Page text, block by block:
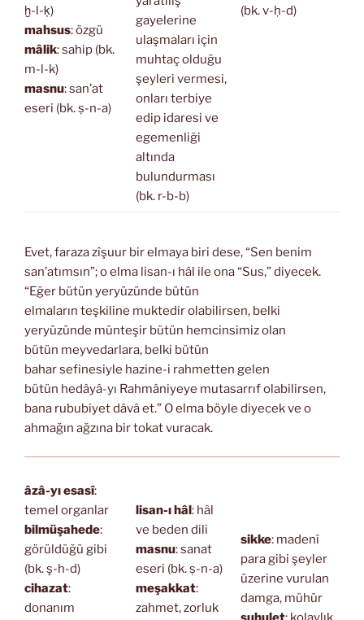
ḫ-l-ḳ)
mahsus: özgü
mâlik: sahip (bk.
m-l-k)
masnu: san’at
eseri (bk. ṣ-n-a)
gayelerine
ulaşmaları için
muhtaç olduğu
şeyleri vermesi,
onları terbiye
edip idaresi ve
egemenliği
altında
bulundurması
(bk. r-b-b)
(bk. v-ḥ-d)
Evet, faraza zîşuur bir elmaya biri dese, “Sen benim
san’atımsın”; o elma lisan-ı hâl ile ona “Sus,” diyecek.
“Eğer bütün yeryüzünde bütün
elmaların teşkiline muktedir olabilirsen, belki
yeryüzünde münteşir bütün hemcinsimiz olan
bütün meyvedarlara, belki bütün
bahar sefinesiyle hazine-i rahmetten gelen
bütün hedâyâ-yı Rahmâniyeye mutasarrıf olabilirsen,
bana rububiyet dâvâ et.” O elma böyle diyecek ve o
ahmağın ağzına bir tokat vuracak.
âzâ-yı esasî:
temel organlar
bilmüşahede:
görüldüğü gibi
(bk. ş-h-d)
cihazat:
donanım
lisan-ı hâl: hâl
ve beden dili
masnu: sanat
eseri (bk. ṣ-n-a)
meşakkat:
zahmet, zorluk
sikke: madenî
para gibi şeyler
üzerine vurulan
damga, mühür